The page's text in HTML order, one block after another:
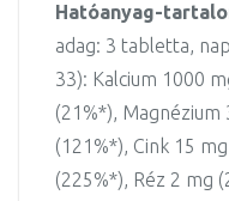
Hatóanyag-
adag: 3 tabletta,
33): Kalcium 1000
(21%*), Magnézium
(121%*), Cink 15
(225%*), Réz 2 mg